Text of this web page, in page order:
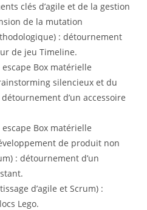
clés d’agile et de la gestion
de la mutation
: détournement
de jeu Timeline.
Box matérielle
silencieux et du
d’un accessoire
Box matérielle
de produit non
: détournement d’un
d’agile et Scrum) :
Lego.